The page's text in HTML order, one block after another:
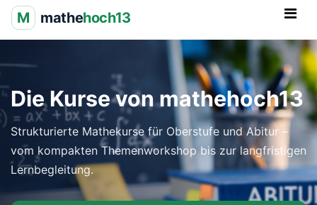
M mathehoch13
Die Kurse von mathehoch13
Strukturierte Mathekurse für Oberstufe und Abitur –
vom kompakten Themenworkshop bis zur langfristigen
Lernbegleitung.